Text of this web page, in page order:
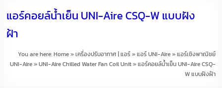
แอร์คอยล์น้ำเย็น UNI-Aire CSQ-W แบบฝัง
ฝ้า
You are here:Home»เครื่องปรับอากาศ | แอร์»แอร์ UNI-Aire»แอร์เชิงพาณิชย์
UNI-Aire»UNI-Aire Chilled Water Fan Coil Unit»แอร์คอยล์น้ำเย็น UNI-Aire CSQ-
W แบบฝังฝ้า